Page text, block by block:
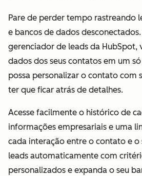
Pare de perder tempo rastreando
e bancos de dados
gerenciador de leads da HubSpot,
dados dos seus contatos em um
possa personalizar o contato com
ter que ficar atrás de detalhes.
Acesse facilmente o histórico de
informações empresariais e uma
cada interação entre o contato e o
leads automaticamente com
personalizados e expanda o seu